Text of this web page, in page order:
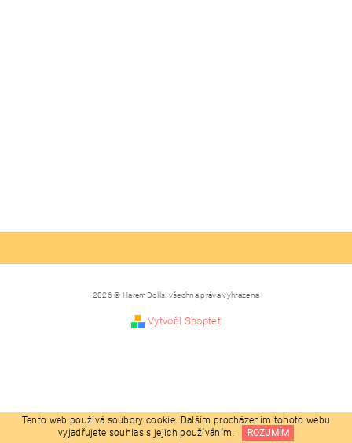
2026 © HaremDolls, všechna práva vyhrazena
Vytvořil Shoptet
Tento web používá soubory cookie. Dalším procházením tohoto webu
vyjadřujete souhlas s jejich používáním.
ROZUMÍM